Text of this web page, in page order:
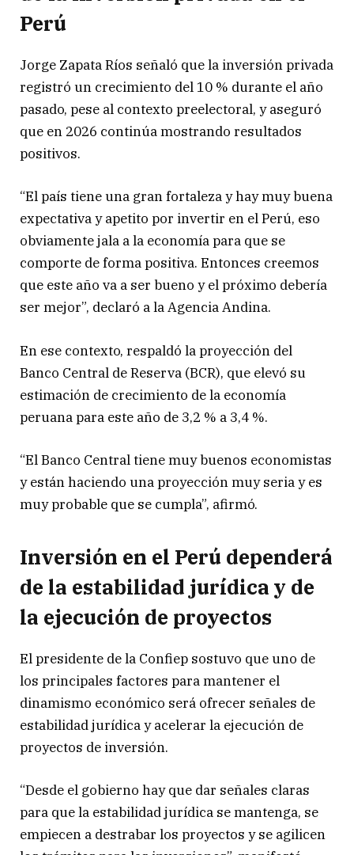
Perú
Jorge Zapata Ríos señaló que la inversión privada
registró un crecimiento del 10 % durante el año
pasado, pese al contexto preelectoral, y aseguró
que en 2026 continúa mostrando resultados
positivos.
“El país tiene una gran fortaleza y hay muy buena
expectativa y apetito por invertir en el Perú, eso
obviamente jala a la economía para que se
comporte de forma positiva. Entonces creemos
que este año va a ser bueno y el próximo debería
ser mejor”, declaró a la Agencia Andina.
En ese contexto, respaldó la proyección del
Banco Central de Reserva (BCR), que elevó su
estimación de crecimiento de la economía
peruana para este año de 3,2 % a 3,4 %.
“El Banco Central tiene muy buenos economistas
y están haciendo una proyección muy seria y es
muy probable que se cumpla”, afirmó.
Inversión en el Perú dependerá
de la estabilidad jurídica y de
la ejecución de proyectos
El presidente de la Confiep sostuvo que uno de
los principales factores para mantener el
dinamismo económico será ofrecer señales de
estabilidad jurídica y acelerar la ejecución de
proyectos de inversión.
“Desde el gobierno hay que dar señales claras
para que la estabilidad jurídica se mantenga, se
empiecen a destrabar los proyectos y se agilicen